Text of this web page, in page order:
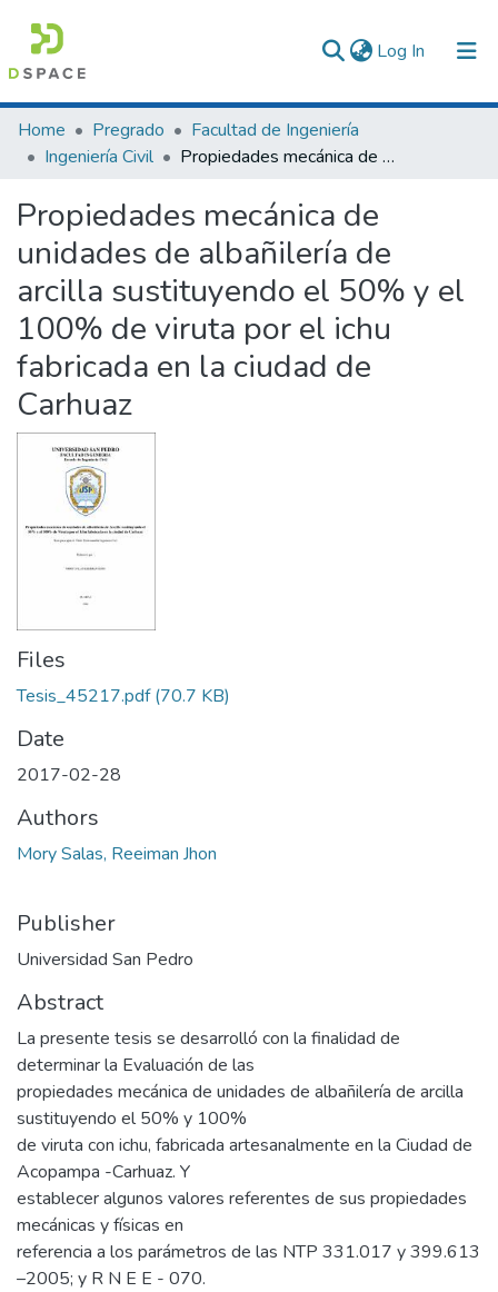
Log In (current)
Communities & Collections
All of DSpace
Statistics
Home Pregrado
Facultad de Ingeniería
Ingeniería Civil
Propiedades mecánica de unidades de albañilería de arcilla sustituyendo el 50% y el 100% de viruta por el ichu fabricada en la ciudad de Carhuaz
Propiedades mecánica de
unidades de albañilería de
arcilla sustituyendo el 50% y el
100% de viruta por el ichu
fabricada en la ciudad de
Carhuaz
Files
Tesis_45217.pdf(70.7 KB)
Date
2017-02-28
Authors
Mory Salas, Reeiman Jhon
Publisher
Universidad San Pedro
Abstract
La presente tesis se desarrolló con la finalidad de
determinar la Evaluación de las
propiedades mecánica de unidades de albañilería de arcilla
sustituyendo el 50% y 100%
de viruta con ichu, fabricada artesanalmente en la Ciudad de
Acopampa -Carhuaz. Y
establecer algunos valores referentes de sus propiedades
mecánicas y físicas en
referencia a los parámetros de las NTP 331.017 y 399.613
–2005; y R N E E - 070.